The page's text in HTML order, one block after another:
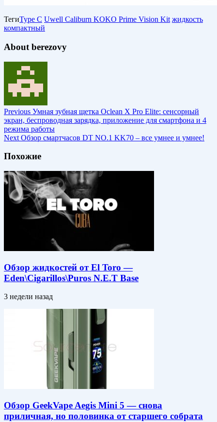
ТегиType C Uwell Caliburn KOKO Prime Vision Kit жидкость
компактный
About berezovy
Previous Умная зубная щетка Oclean X Pro Elite: сенсорный
экран, беспроводная зарядка, приложение для смартфона и 4
режима работы
Next Обзор смартчасов DT NO.1 KK70 – все умнее и умнее!
Похожие
Обзор жидкостей от El Toro —
Eden\Cigarillos\Puros N.E.T Base
3 недели назад
Обзор GeekVape Aegis Mini 5 — снова
приличная, но половинка от старшего собрата